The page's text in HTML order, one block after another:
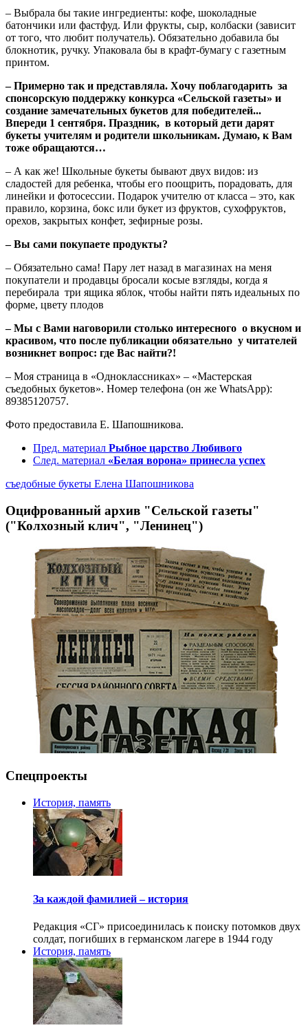
– Выбрала бы такие ингредиенты: кофе, шоколадные
батончики или фастфуд. Или фрукты, сыр, колбаски (зависит
от того, что любит получатель). Обязательно добавила бы
блокнотик, ручку. Упаковала бы в крафт-бумагу с газетным
принтом.
– Примерно так и представляла. Хочу поблагодарить за
спонсорскую поддержку конкурса «Сельской газеты» и
создание замечательных букетов для победителей...
Впереди 1 сентября. Праздник, в который дети дарят
букеты учителям и родители школьникам. Думаю, к Вам
тоже обращаются…
– А как же! Школьные букеты бывают двух видов: из
сладостей для ребенка, чтобы его поощрить, порадовать, для
линейки и фотосессии. Подарок учителю от класса – это, как
правило, корзина, бокс или букет из фруктов, сухофруктов,
орехов, закрытых конфет, зефирные розы.
– Вы сами покупаете продукты?
– Обязательно сама! Пару лет назад в магазинах на меня
покупатели и продавцы бросали косые взгляды, когда я
перебирала три ящика яблок, чтобы найти пять идеальных по
форме, цвету плодов
– Мы с Вами наговорили столько интересного о вкусном и
красивом, что после публикации обязательно у читателей
возникнет вопрос: где Вас найти?!
– Моя страница в «Одноклассниках» – «Мастерская
съедобных букетов». Номер телефона (он же WhatsApp):
89385120757.
Фото предоставила Е. Шапошникова.
Пред. материал Рыбное царство Любивого
След. материал «Белая ворона» принесла успех
съедобные букеты Елена Шапошникова
Оцифрованный архив "Сельской газеты"
("Колхозный клич", "Ленинец")
Спецпроекты
История, память
За каждой фамилией – история
Редакция «СГ» присоединилась к поиску потомков двух
солдат, погибших в германском лагере в 1944 году
История, память